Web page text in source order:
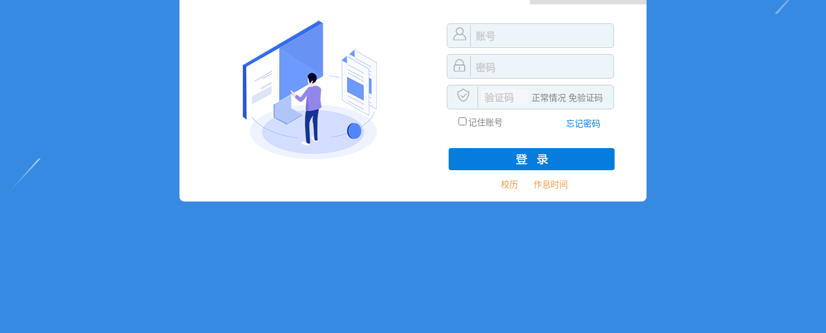
正常情况 免验证码
记住账号 忘记密码
校历 作息时间